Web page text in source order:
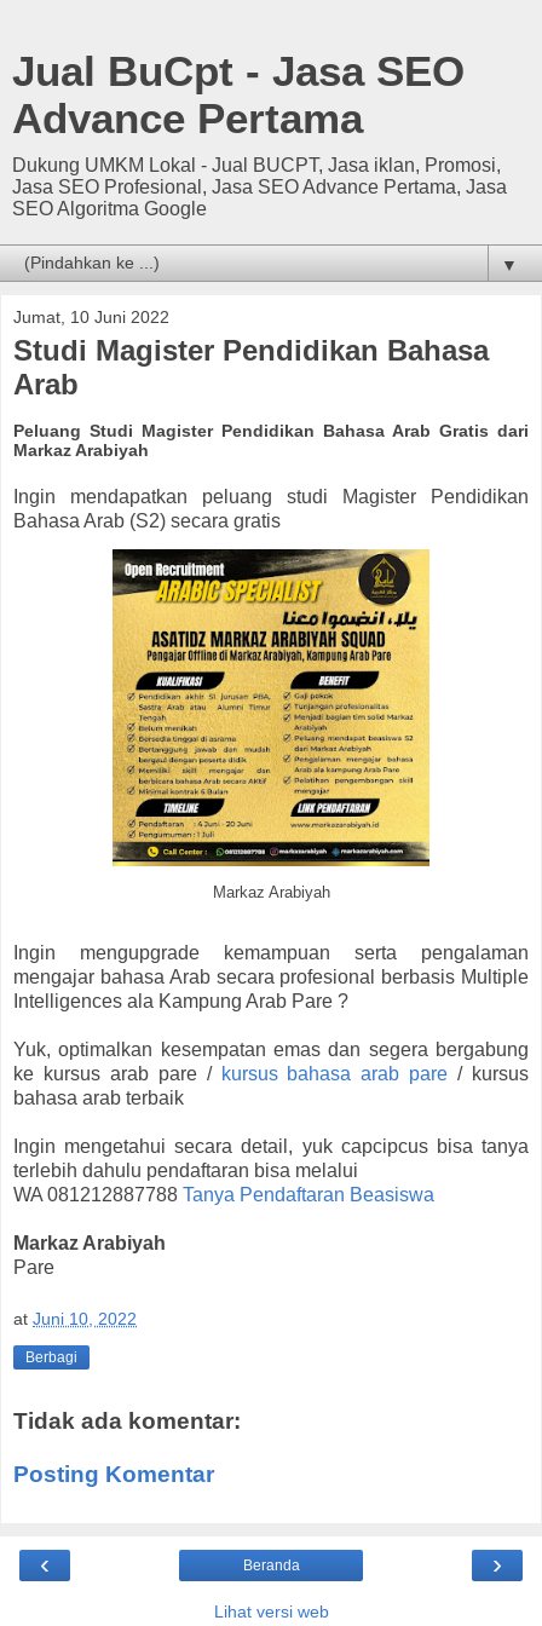
Jual BuCpt - Jasa SEO
Advance Pertama
Dukung UMKM Lokal - Jual BUCPT, Jasa iklan, Promosi,
Jasa SEO Profesional, Jasa SEO Advance Pertama, Jasa
SEO Algoritma Google
▼
Jumat, 10 Juni 2022
Studi Magister Pendidikan Bahasa
Arab
Peluang Studi Magister Pendidikan Bahasa Arab Gratis dari
Markaz Arabiyah
Ingin mendapatkan peluang studi Magister Pendidikan
Bahasa Arab (S2) secara gratis
Markaz Arabiyah
Ingin mengupgrade kemampuan serta pengalaman
mengajar bahasa Arab secara profesional berbasis Multiple
Intelligences ala Kampung Arab Pare ?
Yuk, optimalkan kesempatan emas dan segera bergabung
ke kursus arab pare / kursus bahasa arab pare / kursus
bahasa arab terbaik
Ingin mengetahui secara detail, yuk capcipcus bisa tanya
terlebih dahulu pendaftaran bisa melalui
WA 081212887788 Tanya Pendaftaran Beasiswa
Markaz Arabiyah
Pare
at Juni 10, 2022
Berbagi
Tidak ada komentar:
Posting Komentar
‹ ›
Beranda
Lihat versi web